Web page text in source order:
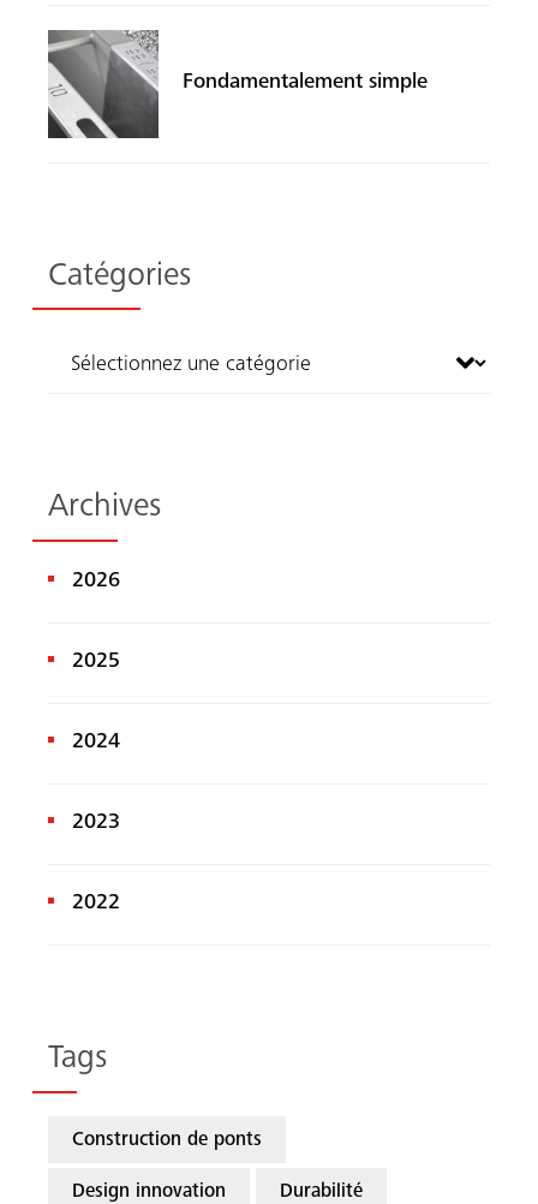
Fondamentalement simple
Catégories
Archives
2026
2025
2024
2023
2022
Tags
Construction de ponts
Design innovation Durabilité